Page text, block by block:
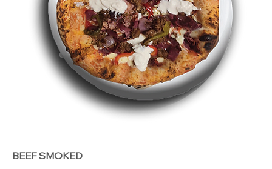
BEEF SMOKED